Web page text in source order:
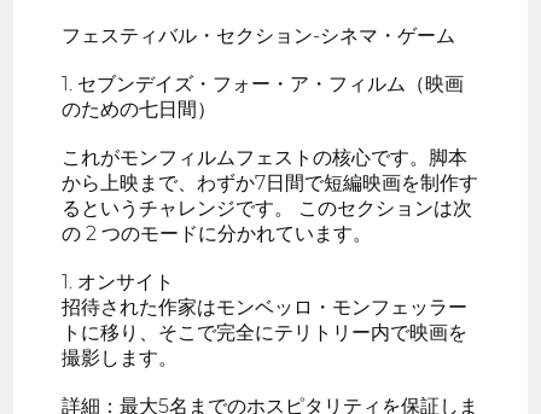
フェスティバル・セクション-シネマ・ゲーム
1. セブンデイズ・フォー・ア・フィルム（映画
のための七日間）
これがモンフィルムフェストの核心です。脚本
から上映まで、わずか7日間で短編映画を制作す
るというチャレンジです。 このセクションは次
の 2 つのモードに分かれています。
1. オンサイト
招待された作家はモンベッロ・モンフェッラー
トに移り、そこで完全にテリトリー内で映画を
撮影します。
詳細：最大5名までのホスピタリティを保証しま